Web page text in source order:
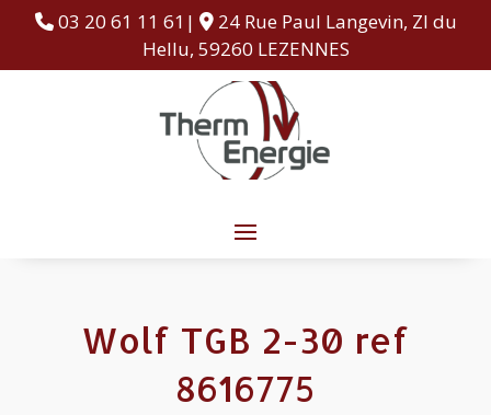
03 20 61 11 61|
24 Rue Paul Langevin, ZI du
Hellu, 59260 LEZENNES
Wolf TGB 2-30 ref
8616775